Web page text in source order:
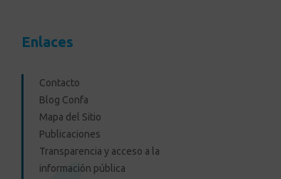
Enlaces
Contacto
Blog Confa
Mapa del Sitio
Publicaciones
Transparencia y acceso a la
información pública